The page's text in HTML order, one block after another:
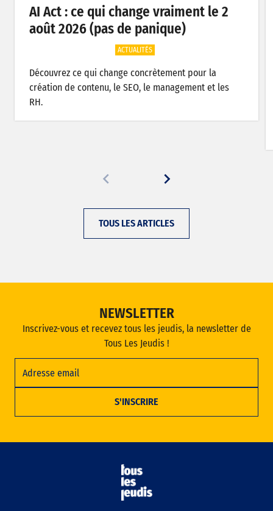
AI Act : ce qui change vraiment le 2
août 2026 (pas de panique)
ACTUALITÉS
Découvrez ce qui change concrètement pour la
création de contenu, le SEO, le management et les
RH.
TOUS LES ARTICLES
NEWSLETTER
Inscrivez-vous et recevez tous les jeudis, la newsletter de
Tous Les Jeudis !